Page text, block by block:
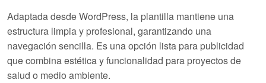
Adaptada desde WordPress, la plantilla mantiene una
estructura limpia y profesional, garantizando una
navegación sencilla. Es una opción lista para publicidad
que combina estética y funcionalidad para proyectos de
salud o medio ambiente.